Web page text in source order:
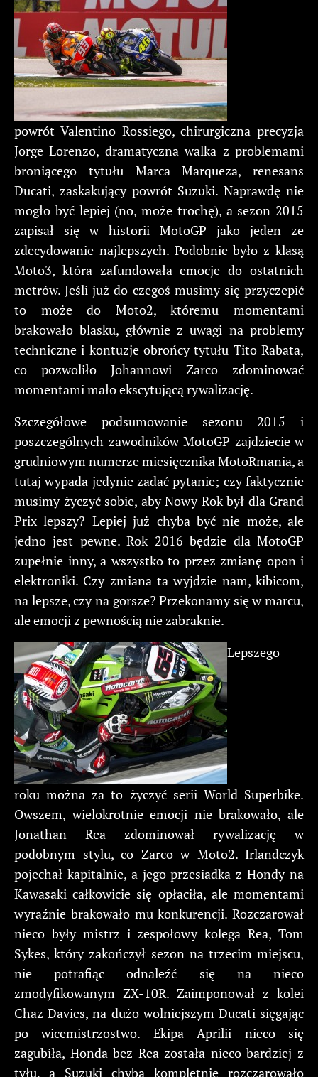
powrót Valentino Rossiego, chirurgiczna precyzja
Jorge Lorenzo, dramatyczna walka z problemami
broniącego tytułu Marca Marqueza, renesans
Ducati, zaskakujący powrót Suzuki. Naprawdę nie
mogło być lepiej (no, może trochę), a sezon 2015
zapisał się w historii MotoGP jako jeden ze
zdecydowanie najlepszych. Podobnie było z klasą
Moto3, która zafundowała emocje do ostatnich
metrów. Jeśli już do czegoś musimy się przyczepić
to może do Moto2, któremu momentami
brakowało blasku, głównie z uwagi na problemy
techniczne i kontuzje obrońcy tytułu Tito Rabata,
co pozwoliło Johannowi Zarco zdominować
momentami mało ekscytującą rywalizację.
Szczegółowe podsumowanie sezonu 2015 i
poszczególnych zawodników MotoGP zajdziecie w
grudniowym numerze miesięcznika MotoRmania, a
tutaj wypada jedynie zadać pytanie; czy faktycznie
musimy życzyć sobie, aby Nowy Rok był dla Grand
Prix lepszy? Lepiej już chyba być nie może, ale
jedno jest pewne. Rok 2016 będzie dla MotoGP
zupełnie inny, a wszystko to przez zmianę opon i
elektroniki. Czy zmiana ta wyjdzie nam, kibicom,
na lepsze, czy na gorsze? Przekonamy się w marcu,
ale emocji z pewnością nie zabraknie.
Lepszego
roku można za to życzyć serii World Superbike.
Owszem, wielokrotnie emocji nie brakowało, ale
Jonathan Rea zdominował rywalizację w
podobnym stylu, co Zarco w Moto2. Irlandczyk
pojechał kapitalnie, a jego przesiadka z Hondy na
Kawasaki całkowicie się opłaciła, ale momentami
wyraźnie brakowało mu konkurencji. Rozczarował
nieco były mistrz i zespołowy kolega Rea, Tom
Sykes, który zakończył sezon na trzecim miejscu,
nie potrafiąc odnaleźć się na nieco
zmodyfikowanym ZX-10R. Zaimponował z kolei
Chaz Davies, na dużo wolniejszym Ducati sięgając
po wicemistrzostwo. Ekipa Aprilii nieco się
zagubiła, Honda bez Rea została nieco bardziej z
tyłu, a Suzuki chyba kompletnie rozczarowało